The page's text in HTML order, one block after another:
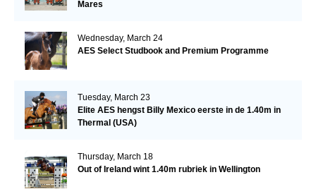
Mares
Wednesday, March 24
AES Select Studbook and Premium Programme
Tuesday, March 23
Elite AES hengst Billy Mexico eerste in de 1.40m in
Thermal (USA)
Thursday, March 18
Out of Ireland wint 1.40m rubriek in Wellington